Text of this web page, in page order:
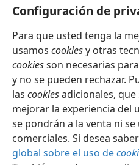
Configuración de
Para que usted tenga la
usamos cookiesy otras
cookiesson necesarias
y no se pueden rechazar.
las cookiesadicionales,
mejorar la experiencia del
se pondrán a la venta ni
comerciales. Si desea
global sobre el uso de
Español
Copyright© 2026 Watch Tower
Condiciones de uso
Configuración de privacidad